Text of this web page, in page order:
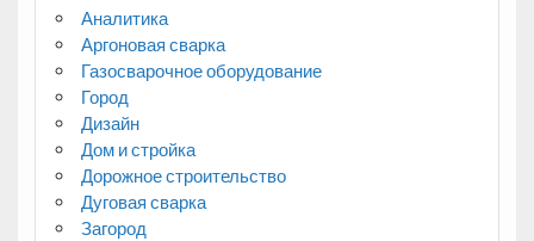
Аналитика
Аргоновая сварка
Газосварочное оборудование
Город
Дизайн
Дом и стройка
Дорожное строительство
Дуговая сварка
Загород